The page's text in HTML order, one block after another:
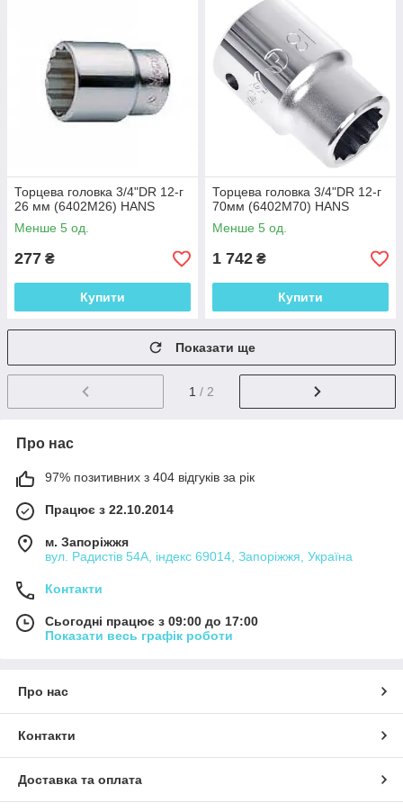
Торцева головка 3/4"DR 12-г
26 мм (6402M26) HANS
Менше 5 од.
277 ₴
Купити
Торцева головка 3/4"DR 12-г
70мм (6402M70) HANS
Менше 5 од.
1 742 ₴
Купити
Показати ще
1 / 2
Про нас
97% позитивних з 404 відгуків за рік
Працює з 22.10.2014
м. Запоріжжя
вул. Радистів 54А, індекс 69014, Запоріжжя, Україна
Контакти
Сьогодні працює з 09:00 до 17:00
Показати весь графік роботи
Про нас
Контакти
Доставка та оплата